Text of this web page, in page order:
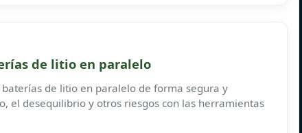
de litio en paralelo
de litio en paralelo de forma segura y
el desequilibrio y otros riesgos con las herramientas